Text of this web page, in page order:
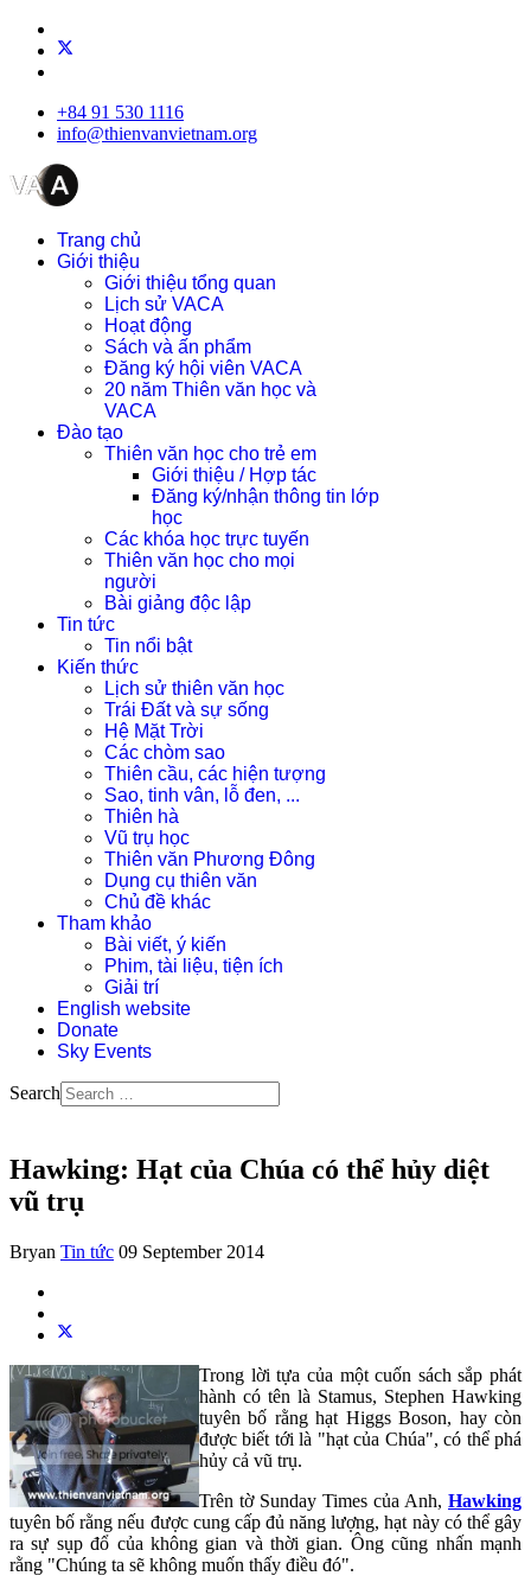
+84 91 530 1116
info@thienvanvietnam.org
Trang chủ
Giới thiệu
Giới thiệu tổng quan
Lịch sử VACA
Hoạt động
Sách và ấn phẩm
Đăng ký hội viên VACA
20 năm Thiên văn học và
VACA
Đào tạo
Thiên văn học cho trẻ em
Giới thiệu / Hợp tác
Đăng ký/nhận thông tin lớp
học
Các khóa học trực tuyến
Thiên văn học cho mọi
người
Bài giảng độc lập
Tin tức
Tin nổi bật
Kiến thức
Lịch sử thiên văn học
Trái Đất và sự sống
Hệ Mặt Trời
Các chòm sao
Thiên cầu, các hiện tượng
Sao, tinh vân, lỗ đen, ...
Thiên hà
Vũ trụ học
Thiên văn Phương Đông
Dụng cụ thiên văn
Chủ đề khác
Tham khảo
Bài viết, ý kiến
Phim, tài liệu, tiện ích
Giải trí
English website
Donate
Sky Events
Search
Hawking: Hạt của Chúa có thể hủy diệt
vũ trụ
Bryan Tin tức 09 September 2014
Trong lời tựa của một cuốn sách sắp phát
hành có tên là Stamus, Stephen Hawking
tuyên bố rằng hạt Higgs Boson, hay còn
được biết tới là "hạt của Chúa", có thể phá
hủy cả vũ trụ.
Trên tờ Sunday Times của Anh, Hawking
tuyên bố rằng nếu được cung cấp đủ năng lượng, hạt này có thể gây
ra sự sụp đổ của không gian và thời gian. Ông cũng nhấn mạnh
rằng "Chúng ta sẽ không muốn thấy điều đó".